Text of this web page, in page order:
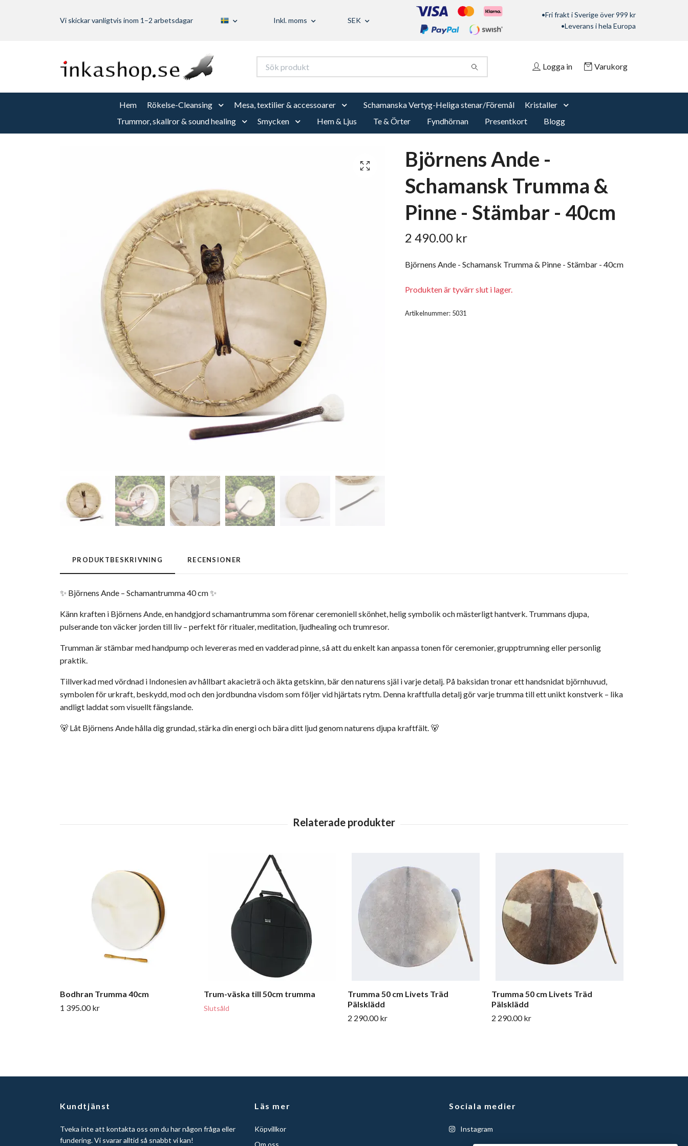
Vi skickar vanligtvis inom 1–2 arbetsdagar Inkl. moms SEK
•Fri frakt i Sverige över 999 kr
•Leverans i hela Europa
Logga in Varukorg
Hem Rökelse-Cleansing Mesa, textilier & accessoarer Schamanska Vertyg-Heliga stenar/Föremål
Kristaller
Trummor, skallror & sound healing
Smycken Hem & Ljus Te & Örter Fyndhörnan Presentkort Blogg
Björnens Ande -
Schamansk Trumma &
Pinne - Stämbar - 40cm
2 490.00 kr
Björnens Ande - Schamansk Trumma & Pinne - Stämbar - 40cm
Produkten är tyvärr slut i lager.
Artikelnummer: 5031
PRODUKTBESKRIVNING RECENSIONER
✨ Björnens Ande – Schamantrumma 40 cm ✨
Känn kraften i Björnens Ande, en handgjord schamantrumma som förenar ceremoniell skönhet, helig symbolik och mästerligt hantverk. Trummans djupa,
pulserande ton väcker jorden till liv – perfekt för ritualer, meditation, ljudhealing och trumresor.
Trumman är stämbar med handpump och levereras med en vadderad pinne, så att du enkelt kan anpassa tonen för ceremonier, grupptrumning eller personlig
praktik.
Tillverkad med vördnad i Indonesien av hållbart akacieträ och äkta getskinn, bär den naturens själ i varje detalj. På baksidan tronar ett handsnidat björnhuvud,
symbolen för urkraft, beskydd, mod och den jordbundna visdom som följer vid hjärtats rytm. Denna kraftfulla detalj gör varje trumma till ett unikt konstverk – lika
andligt laddat som visuellt fängslande.
🐻 Låt Björnens Ande hålla dig grundad, stärka din energi och bära ditt ljud genom naturens djupa kraftfält. 🐻
Bodhran Trumma 40cm
1 395.00 kr
Trum-väska till 50cm trumma
Slutsåld
Trumma 50 cm Livets Träd
Pälsklädd
2 290.00 kr
Trumma 50 cm Livets Träd
Pälsklädd
2 290.00 kr
Kundtjänst
Tveka inte att kontakta oss om du har någon fråga eller
fundering. Vi svarar alltid så snabbt vi kan!
Läs mer
Köpvillkor
Om oss
Sociala medier
Instagram